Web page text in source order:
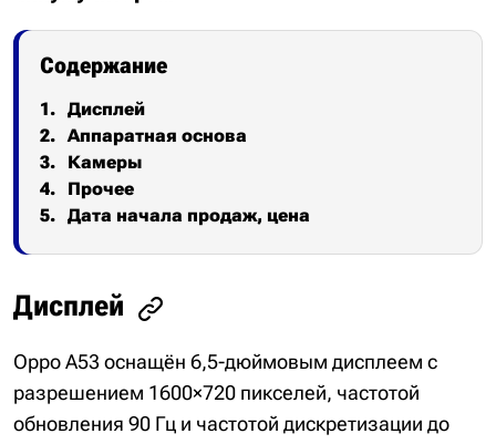
Содержание
Дисплей
Аппаратная основа
Камеры
Прочее
Дата начала продаж, цена
Дисплей
Oppo A53 оснащён 6,5-дюймовым дисплеем с
разрешением 1600×720 пикселей, частотой
обновления 90 Гц и частотой дискретизации до